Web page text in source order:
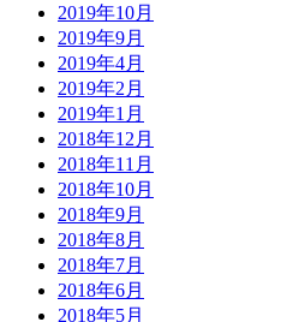
2019年10月
2019年9月
2019年4月
2019年2月
2019年1月
2018年12月
2018年11月
2018年10月
2018年9月
2018年8月
2018年7月
2018年6月
2018年5月